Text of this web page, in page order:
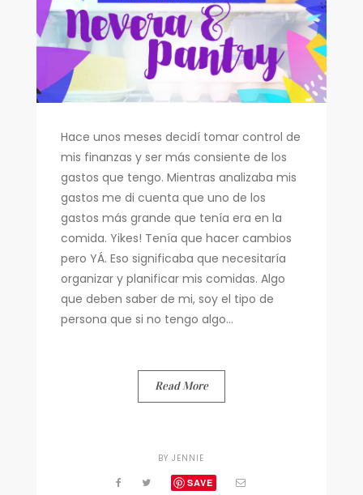
Hace unos meses decidí tomar control de
mis finanzas y ser más consiente de los
gastos que tengo. Mientras analizaba mis
gastos me di cuenta que uno de los
gastos más grande que tenía era en la
comida. Yikes! Tenía que hacer cambios
pero YÁ. Eso significaba que necesitaría
organizar y planificar mis comidas. Algo
que deben saber de mi, soy el tipo de
persona que si no tengo algo...
Read More
BYJENNIE
SAVE